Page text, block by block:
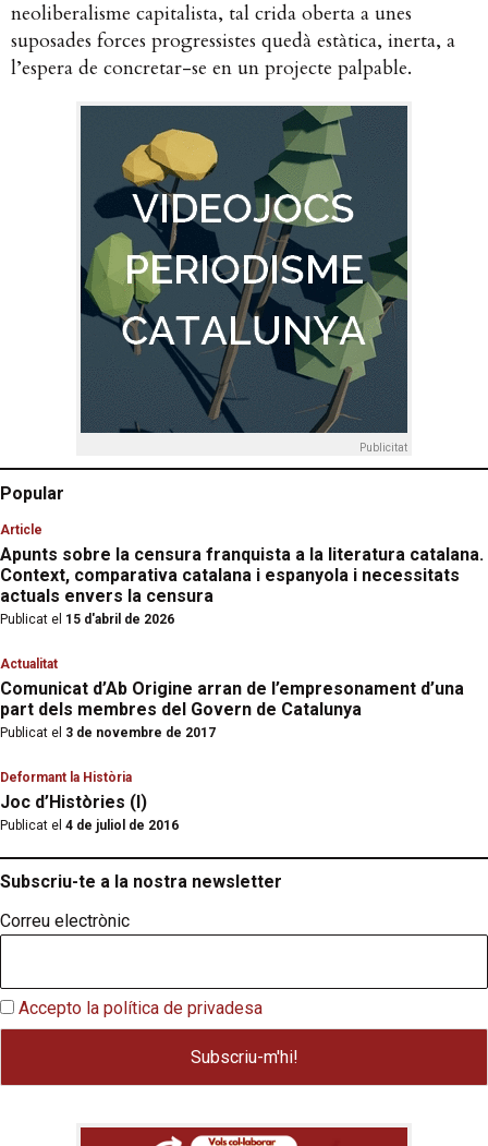
neoliberalisme capitalista, tal crida oberta a unes
suposades forces progressistes quedà estàtica, inerta, a
l’espera de concretar-se en un projecte palpable.
Publicitat
Popular
Article
Apunts sobre la censura franquista a la literatura catalana.
Context, comparativa catalana i espanyola i necessitats
actuals envers la censura
Publicat el 15 d'abril de 2026
Actualitat
Comunicat d’Ab Origine arran de l’empresonament d’una
part dels membres del Govern de Catalunya
Publicat el 3 de novembre de 2017
Deformant la Història
Joc d’Històries (I)
Publicat el 4 de juliol de 2016
Subscriu-te a la nostra newsletter
Correu electrònic
Accepto la política de privadesa